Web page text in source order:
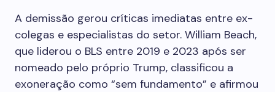
A demissão gerou críticas imediatas entre ex-
colegas e especialistas do setor. William Beach,
que liderou o BLS entre 2019 e 2023 após ser
nomeado pelo próprio Trump, classificou a
exoneração como “sem fundamento” e afirmou